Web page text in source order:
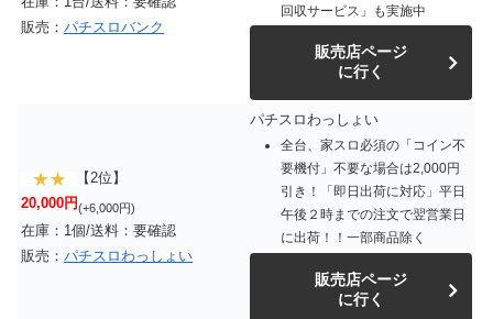
販売： パチスロバンク
回収サービス」も実施中
販売店ページ
に行く
【2位】
20,000円(+6,000円)
在庫：1個/送料：要確認
販売： パチスロわっしょい
パチスロわっしょい
全台、家スロ必須の「コイン不
要機付」不要な場合は2,000円
引き！「即日出荷に対応」平日
午後２時までの注文で翌営業日
に出荷！！一部商品除く
販売店ページ
に行く